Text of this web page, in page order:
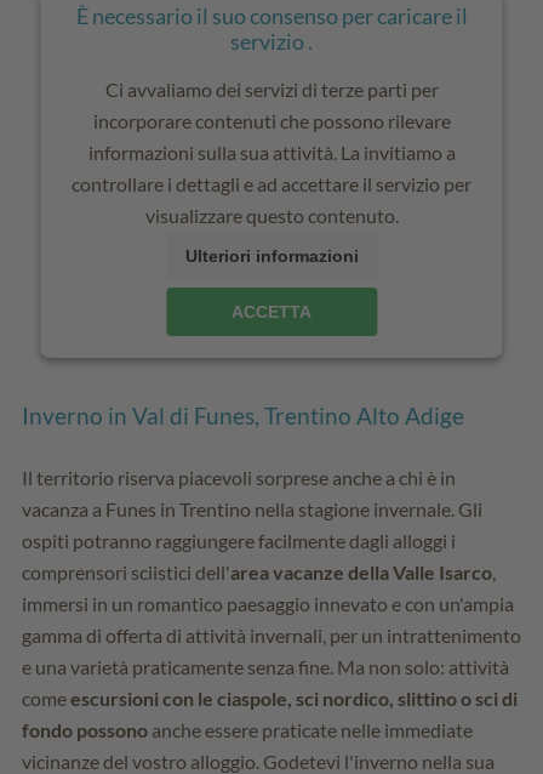
È necessario il suo consenso per caricare il
servizio .
Ci avvaliamo dei servizi di terze parti per
incorporare contenuti che possono rilevare
informazioni sulla sua attività. La invitiamo a
controllare i dettagli e ad accettare il servizio per
visualizzare questo contenuto.
Ulteriori informazioni
ACCETTA
Inverno in Val di Funes, Trentino Alto Adige
Il territorio riserva piacevoli sorprese anche a chi è in
vacanza a Funes in Trentino nella stagione invernale. Gli
ospiti potranno raggiungere facilmente dagli alloggi i
comprensori sciistici dell'area vacanze della Valle Isarco,
immersi in un romantico paesaggio innevato e con un'ampia
gamma di offerta di attività invernali, per un intrattenimento
e una varietà praticamente senza fine. Ma non solo: attività
comeescursioni con le ciaspole, sci nordico, slittino o sci di
fondo possono anche essere praticate nelle immediate
vicinanze del vostro alloggio. Godetevi l'inverno nella sua